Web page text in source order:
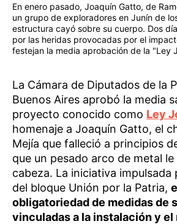
En enero pasado, Joaquín Gatto, de
un grupo de exploradores en Junín de
estructura cayó sobre su cuerpo. Dos
por las heridas provocadas por el
festejan la media aprobación de la "Ley
La Cámara de Diputados de la
Buenos Aires aprobó la media
proyecto conocido como Ley
homenaje a Joaquín Gatto, el
Mejía que falleció a principios
que un pesado arco de metal
cabeza. La iniciativa
del bloque Unión por la Patria,
obligatoriedad de medidas de
vinculadas a la instalación y